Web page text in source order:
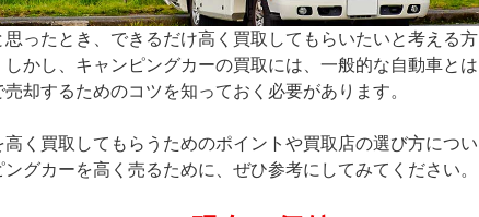
ったとき、できるだけ高く買取してもらいたいと考える方
かし、キャンピングカーの買取には、一般的な自動車とは
却するためのコツを知っておく必要があります。
く買取してもらうためのポイントや買取店の選び方につい
グカーを高く売るために、ぜひ参考にしてみてください。